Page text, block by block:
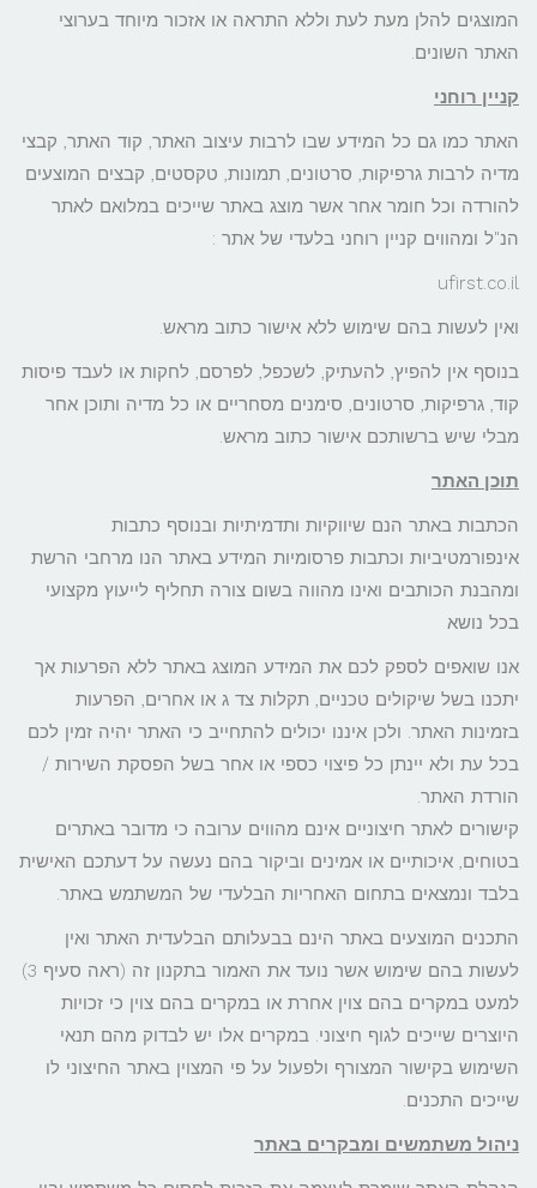
המוצגים להלן מעת לעת וללא התראה או אזכור מיוחד בערוצי
האתר השונים.
קניין רוחני
האתר כמו גם כל המידע שבו לרבות עיצוב האתר, קוד האתר, קבצי
מדיה לרבות גרפיקות, סרטונים, תמונות, טקסטים, קבצים המוצעים
להורדה וכל חומר אחר אשר מוצג באתר שייכים במלואם לאתר
הנ"ל ומהווים קניין רוחני בלעדי של אתר :
ufirst.co.il
ואין לעשות בהם שימוש ללא אישור כתוב מראש.
בנוסף אין להפיץ, להעתיק, לשכפל, לפרסם, לחקות או לעבד פיסות
קוד, גרפיקות, סרטונים, סימנים מסחריים או כל מדיה ותוכן אחר
מבלי שיש ברשותכם אישור כתוב מראש.
תוכן האתר
הכתבות באתר הנם שיווקיות ותדמיתיות ובנוסף כתבות
אינפורמטיביות וכתבות פרסומיות המידע באתר הנו מרחבי הרשת
ומהבנת הכותבים ואינו מהווה בשום צורה תחליף לייעוץ מקצועי
בכל נושא
אנו שואפים לספק לכם את המידע המוצג באתר ללא הפרעות אך
יתכנו בשל שיקולים טכניים, תקלות צד ג או אחרים, הפרעות
בזמינות האתר. ולכן איננו יכולים להתחייב כי האתר יהיה זמין לכם
בכל עת ולא יינתן כל פיצוי כספי או אחר בשל הפסקת השירות /
הורדת האתר.
קישורים לאתר חיצוניים אינם מהווים ערובה כי מדובר באתרים
בטוחים, איכותיים או אמינים וביקור בהם נעשה על דעתכם האישית
בלבד ונמצאים בתחום האחריות הבלעדי של המשתמש באתר.
התכנים המוצעים באתר הינם בבעלותם הבלעדית האתר ואין
לעשות בהם שימוש אשר נועד את האמור בתקנון זה (ראה סעיף 3)
למעט במקרים בהם צוין אחרת או במקרים בהם צוין כי זכויות
היוצרים שייכים לגוף חיצוני. במקרים אלו יש לבדוק מהם תנאי
השימוש בקישור המצורף ולפעול על פי המצוין באתר החיצוני לו
שייכים התכנים.
ניהול משתמשים ומבקרים באתר